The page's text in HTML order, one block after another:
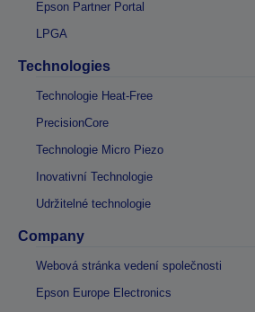
Epson Partner Portal
LPGA
Technologies
Technologie Heat-Free
PrecisionCore
Technologie Micro Piezo
Inovativní Technologie
Udržitelné technologie
Company
Webová stránka vedení společnosti
Epson Europe Electronics